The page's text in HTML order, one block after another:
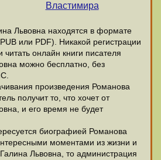
Властимира
Львовна находятся в формате
или PDF). Никакой регистрации
читать онлайн книги писателя
можно бесплатно, без
произведения Романова
получит то, что хочет от
и его время не будет
биографией Романова
моментами из жизни и
Львовна, то администрация